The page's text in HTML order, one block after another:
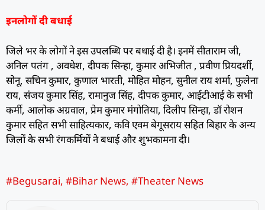
इनलोगों दी बधाई
जिले भर के लोगों ने इस उपलब्धि पर बधाई दी है। इनमेंसीताराम जी,
अनिल पतंग , अवधेश, दीपक सिन्हा, कुमार अभिजीत , प्रवीण प्रियदर्शी,
सोनू, सचिन कुमार, कुणाल भारती, मोहित मोहन, सुनील राय शर्मा, फुलेना
राय, संजय कुमार सिंह, रामानुज सिंह, दीपक कुमार, आईटीआई के सभी
कर्मी, आलोक अग्रवाल, प्रेम कुमार मंगोतिया, दिलीप सिन्हा, डॉ रोशन
कुमार सहित सभी साहित्यकार, कवि एवम बेगूसराय सहित बिहार के अन्य
जिलों के सभी रंगकर्मियों ने बधाई और शुभकामना दी।
#Begusarai, #Bihar News, #Theater News